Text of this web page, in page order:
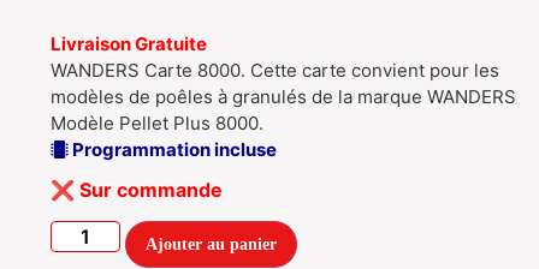
Livraison Gratuite
WANDERS Carte 8000. Cette carte convient pour les
modèles de poêles à granulés de la marque WANDERS
Modèle Pellet Plus 8000.
Programmation incluse
Sur commande
Ajouter au panier